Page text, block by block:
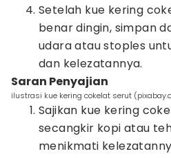
Setelah kue kering
benar dingin, simpan
udara atau stoples
dan kelezatannya.
Saran Penyajian
ilustrasi kue kering cokelat serut
Sajikan kue kering
secangkir kopi atau
menikmati